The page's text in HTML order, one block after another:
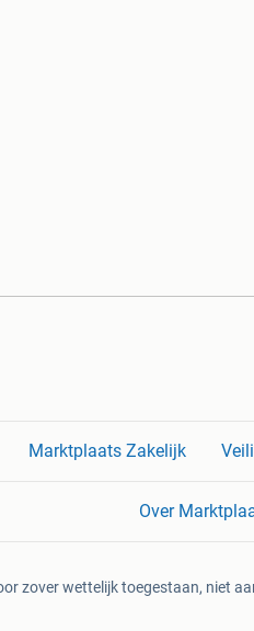
Marktplaats Zakelijk
Over
zover wettelijk toegestaan, niet